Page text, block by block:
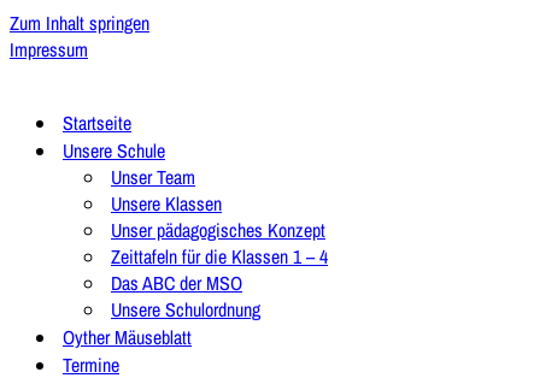
Zum Inhalt springen
Impressum
Startseite
Unsere Schule
Unser Team
Unsere Klassen
Unser pädagogisches Konzept
Zeittafeln für die Klassen 1 – 4
Das ABC der MSO
Unsere Schulordnung
Oyther Mäuseblatt
Termine